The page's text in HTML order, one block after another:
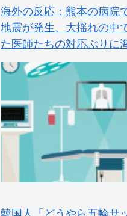
韓国人「どうやら五輪サ
も審判の接待があった
ル剥奪なのでは…？（ﾌﾞ
反応